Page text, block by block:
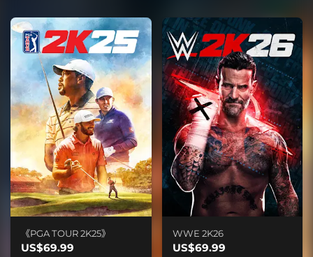
《PGA TOUR 2K25》
US$69.99
WWE 2K26
US$69.99